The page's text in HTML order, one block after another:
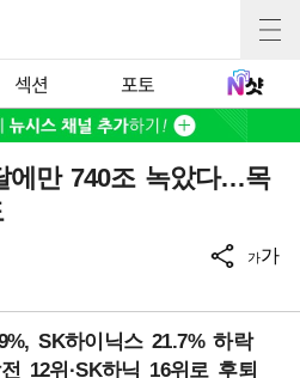
섹션 포토
에만 740조 녹았다…목
가가
SK하이닉스 21.7% 하락
12위·SK하닉 16위로 후퇴